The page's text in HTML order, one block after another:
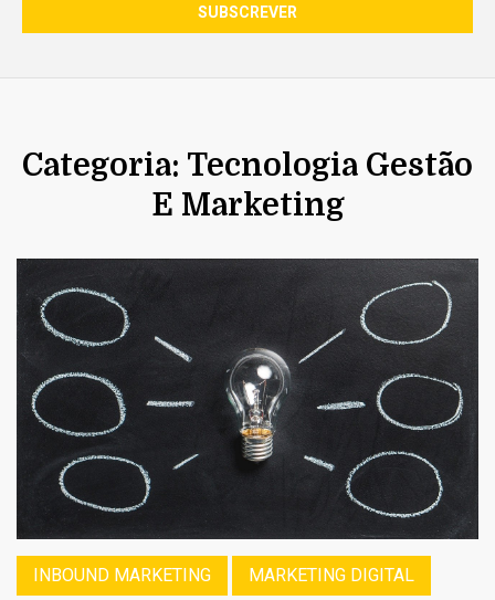
Categoria: Tecnologia Gestão
E Marketing
INBOUND MARKETING MARKETING DIGITAL